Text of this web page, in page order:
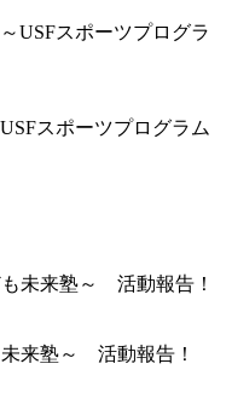
スポーツプログラム
未来塾～ 活動報告！